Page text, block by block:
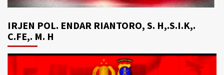
IRJEN POL. ENDAR RIANTORO, S. H,.S.I.K,.
C.FE,. M. H